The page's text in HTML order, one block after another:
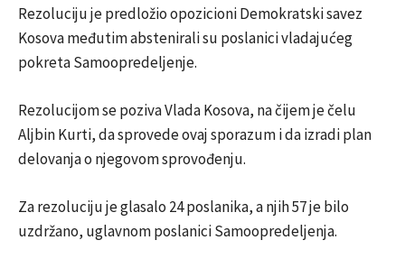
Rezoluciju je predložio opozicioni Demokratski savez
Kosova međutim abstenirali su poslanici vladajućeg
pokreta Samoopredeljenje.
Rezolucijom se poziva Vlada Kosova, na čijem je čelu
Aljbin Kurti, da sprovede ovaj sporazum i da izradi plan
delovanja o njegovom sprovođenju.
Za rezoluciju je glasalo 24 poslanika, a njih 57 je bilo
uzdržano, uglavnom poslanici Samoopredeljenja.